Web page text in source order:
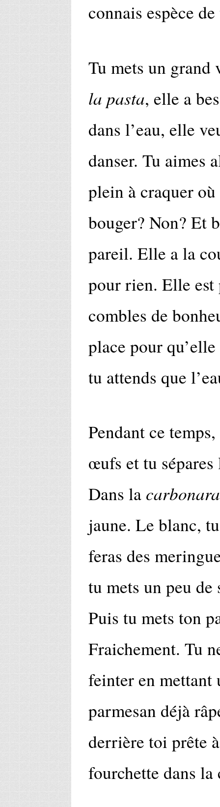
connais espèce
Tu mets un grand
la pasta, elle a
dans l’eau, elle
danser. Tu aimes
plein à craquer
bouger? Non? Et
pareil. Elle a la
pour rien. Elle est
combles de
place pour
tu attends que
Pendant ce
œufs et tu
Dans la carbonara
jaune. Le blanc,
feras des
tu mets un peu
Puis tu mets ton
Fraichement. Tu
feinter en mettant
parmesan déjà
derrière toi prête
fourchette dans